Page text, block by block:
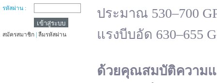
รหัสผ่าน :
สมัครสมาชิก ลืมรหัสผ่าน
ประมาณ 530–700
แรงบีบอัด 630–655
ด้วยคุณสมบัติความแ